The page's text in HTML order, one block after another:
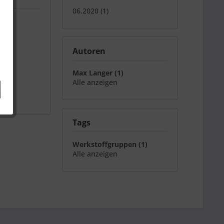
06.2020 (1)
Autoren
Max Langer (1)
Alle anzeigen
Tags
Werkstoffgruppen (1)
Alle anzeigen